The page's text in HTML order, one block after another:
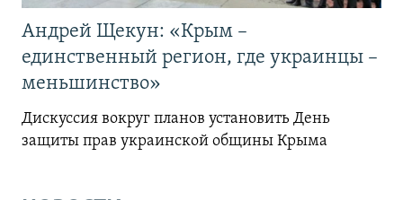
Андрей Щекун: «Крым –
единственный регион, где украинцы –
меньшинство»
Дискуссия вокруг планов установить День
защиты прав украинской общины Крыма